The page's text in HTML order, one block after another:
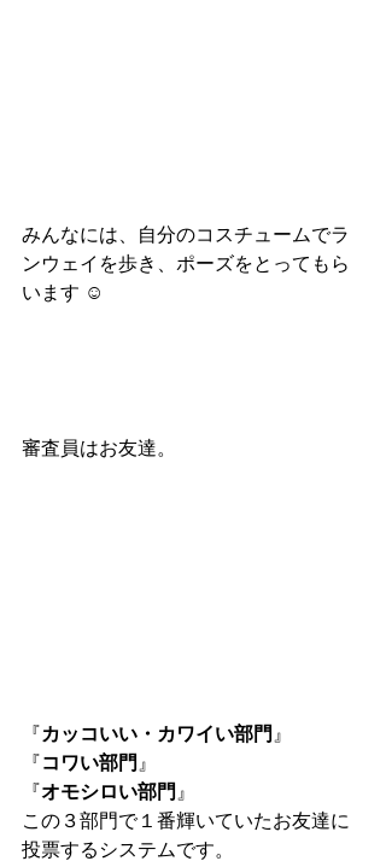
みんなには、自分のコスチュームでラ
ンウェイを歩き、ポーズをとってもら
います ☺︎
審査員はお友達。
『カッコいい・カワイい部門 』
『コワい部門 』
『オモシロい部門 』
この３部門で１番輝いていたお友達に
投票するシステムです。